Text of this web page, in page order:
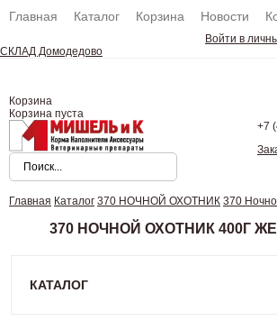
Главная Каталог Корзина Новости
Войти в
СКЛАД Домодедово
Корзина
Корзина пуста
+7
Главная Каталог 370 НОЧНОЙ ОХОТНИК 370
370 НОЧНОЙ ОХОТНИК 400Г
КАТАЛОГ